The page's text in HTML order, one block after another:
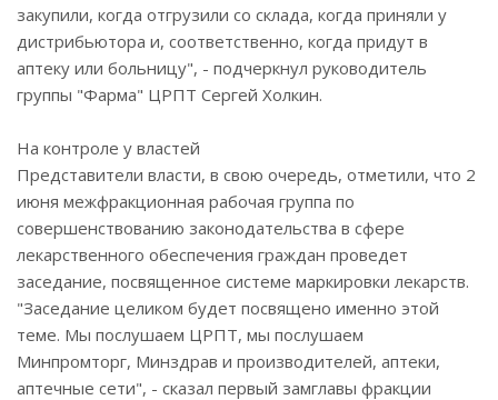
закупили, когда отгрузили со склада, когда приняли у
дистрибьютора и, соответственно, когда придут в
аптеку или больницу", - подчеркнул руководитель
группы "Фарма" ЦРПТ Сергей Холкин.
На контроле у властей
Представители власти, в свою очередь, отметили, что 2
июня межфракционная рабочая группа по
совершенствованию законодательства в сфере
лекарственного обеспечения граждан проведет
заседание, посвященное системе маркировки лекарств.
"Заседание целиком будет посвящено именно этой
теме. Мы послушаем ЦРПТ, мы послушаем
Минпромторг, Минздрав и производителей, аптеки,
аптечные сети", - сказал первый замглавы фракции